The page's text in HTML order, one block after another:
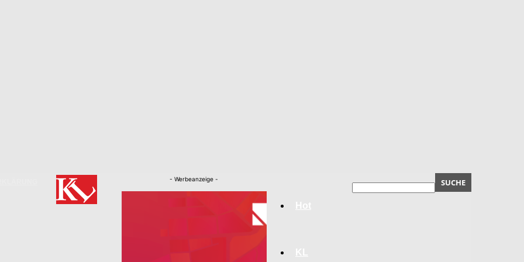
- Werbeanzeige -